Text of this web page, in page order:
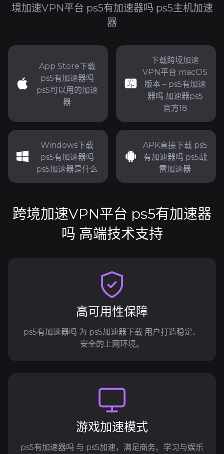
境加速VPN平台 ps5有加速器吗 ps5主机加速
器
App Store下载
ps5有加速器吗
ps5可以用的加速
器
下载跨境加速
VPN平台 macOS
版本 – ps5有加速
器吗 加速器ps5
官方18
Windows下载
ps5有加速器吗
ps5加速器是什么
APK直接下载 ps5
有加速器吗 ps5战
雷加速器
跨境加速VPN平台 ps5有加速器
吗 高端技术支持
高可用性保障
ps5有加速器吗 为 ps5加速器下载 用户打造稳定、
安全的上网环境。
游戏加速模式
ps5有加速器吗 与 ps5加速，满足商务、学习与娱乐